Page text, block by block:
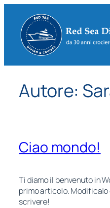
contenuto
Autore:
Ciao mondo!
Ti diamo il benvenuto in
primo articolo. Modificalo
scrivere!